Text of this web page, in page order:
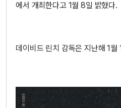
에서 개최한다고 1월 8일 밝혔다.
데이비드 린치 감독은 지난해 1